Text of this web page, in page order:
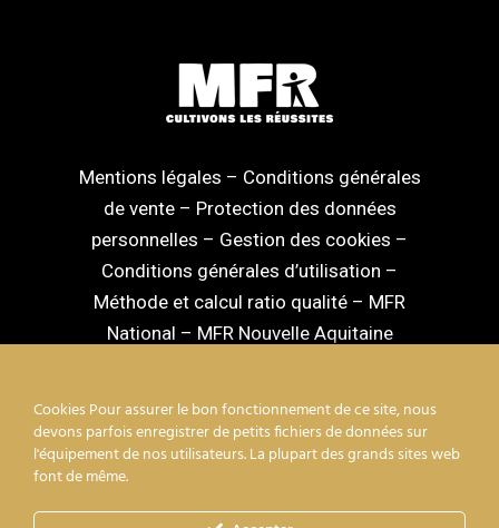
Mentions légales – Conditions générales
de vente– Protection des données
personnelles – Gestion des cookies –
Conditions générales d’utilisation –
Méthode et calcul ratio qualité – MFR
National – MFR Nouvelle Aquitaine
facebook linkedin youtube instagram
Cookies Pour assurer le bon fonctionnement de ce site, nous
devons parfois enregistrer de petits fichiers de données sur
l'équipement de nos utilisateurs. La plupart des grands sites web
font de même.